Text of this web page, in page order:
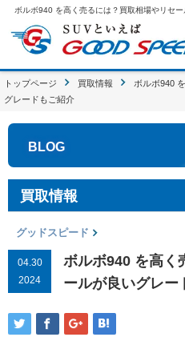
トップページ 買取情報
ボルボ940
グレードもご紹介
BLOG
買取情報
グッドスピード
04.30
2024
ボルボ940 を高く
ールが良いグレー